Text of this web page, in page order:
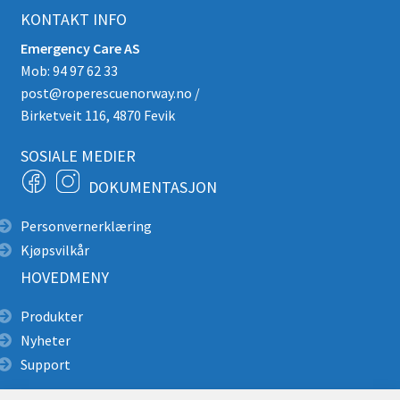
KONTAKT INFO
Emergency Care AS
Mob: 94 97 62 33
post@roperescuenorway.no /
Birketveit 116, 4870 Fevik
SOSIALE MEDIER
DOKUMENTASJON
Personvernerklæring
Kjøpsvilkår
HOVEDMENY
Produkter
Nyheter
Support